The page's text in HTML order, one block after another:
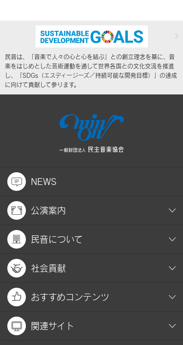
民音は、「音楽で人々の心と心を結ぶ」との創立理念を基に、音
楽をはじめとした芸術運動を通して世界各国との文化交流を推進
し、「SDGs（エスディージーズ／持続可能な開発目標）」の達成
に向けて貢献して参ります。
NEWS
公演案内
民音について
社会貢献
おすすめコンテンツ
関連サイト